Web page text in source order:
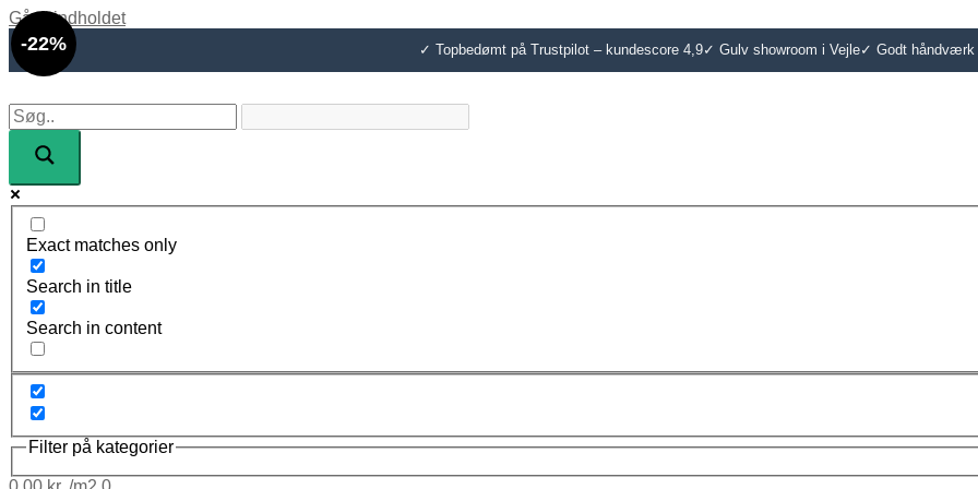
Gå til indholdet
✓ Topbedømt på Trustpilot – kundescore 4,9✓ Gulv showroom i Vejle✓ Godt håndværk
Exact matches only
Search in title
Search in content
Filter på kategorier
-22%